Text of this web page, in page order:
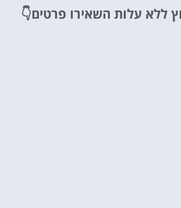
ללא עלות השאירו פרטים👇